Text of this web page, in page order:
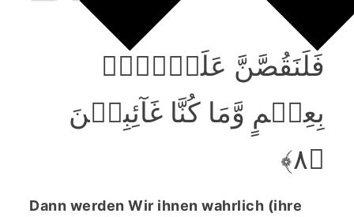
فَلَنَقُصَّنَّ عَلَیۡہِمۡ
بِعِلۡمٍ وَّمَا کُنَّا غَآئِبِیۡنَ
﴿۸﴾
Dann werden Wir ihnen wahrlich (ihre